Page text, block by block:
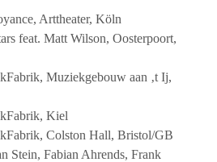
Arttheater, Köln
feat. Matt Wilson, Oosterpoort,
Muziekgebouw aan ‚t Ij,
Kiel
Colston Hall, Bristol/GB
Stein, Fabian Ahrends, Frank